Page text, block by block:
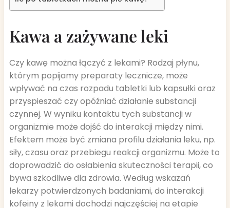
Kawa a zażywane leki
Czy kawę można łączyć z lekami? Rodzaj płynu,
którym popijamy preparaty lecznicze, może
wpływać na czas rozpadu tabletki lub kapsułki oraz
przyspieszać czy opóźniać działanie substancji
czynnej. W wyniku kontaktu tych substancji w
organizmie może dojść do interakcji między nimi.
Efektem może być zmiana profilu działania leku, np.
siły, czasu oraz przebiegu reakcji organizmu. Może to
doprowadzić do osłabienia skuteczności terapii, co
bywa szkodliwe dla zdrowia. Według wskazań
lekarzy potwierdzonych badaniami, do interakcji
kofeiny z lekami dochodzi najczęściej na etapie